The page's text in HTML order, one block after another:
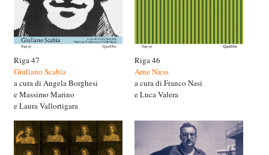
Riga 47
Giuliano Scabia
a cura di Angela Borghesi
e Massimo Marino
e Laura Vallortigara
Riga 46
Arne Næss
a cura di Franco Nasi
e Luca Valera